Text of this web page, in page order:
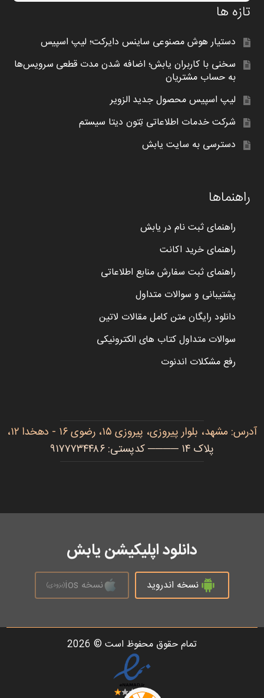
تازه ها
دستیار هوش مصنوعی ساینس دایرکت؛ لیپ اسپیس
سخنی با کاربران یابش؛ اضافه شدن مدت قطعی سرویس‌ها
به حساب مشتریان
لیپ اسپیس محصول جدید الزویر
شرکت خدمات اطلاعاتی تِتون دیتا سیستم
دسترسی به سایت یابش
راهنماها
راهنمای ثبت نام در یابش
راهنمای خرید اکانت
راهنمای ثبت سفارش منابع اطلاعاتی
پشتیبانی و سوالات متداول
دانلود رایگان متن کامل مقالات لاتین
سوالات متداول کتاب های الکترونیکی
رفع مشکلات اندنوت
آدرس: مشهد، بلوار پیروزی، پیروزی ۱۵، رضوی ۱۶ - دهخدا ۱۲،
پلاک ۱۴ ──── کدپستی: ۹۱۷۷۷۳۴۴۸۶
دانلود اپلیکیشن یابش
نسخه اندروید نسخه ios (بزودی)
تمام حقوق محفوظ است © 2026